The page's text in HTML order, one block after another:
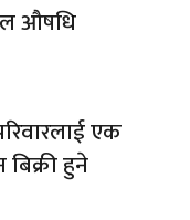
औषधि
एक
बिक्री हुने